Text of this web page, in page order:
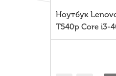
Ноутбук
T540p Core i3-
SSD 120GB